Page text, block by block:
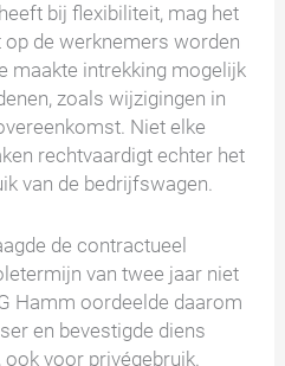
bij flexibiliteit, mag het
de werknemers worden
maakte intrekking mogelijk
zoals wijzigingen in
Niet elke
rechtvaardigt echter het
van de bedrijfswagen.
de contractueel
van twee jaar niet
Hamm oordeelde daarom
en bevestigde diens
voor privégebruik.